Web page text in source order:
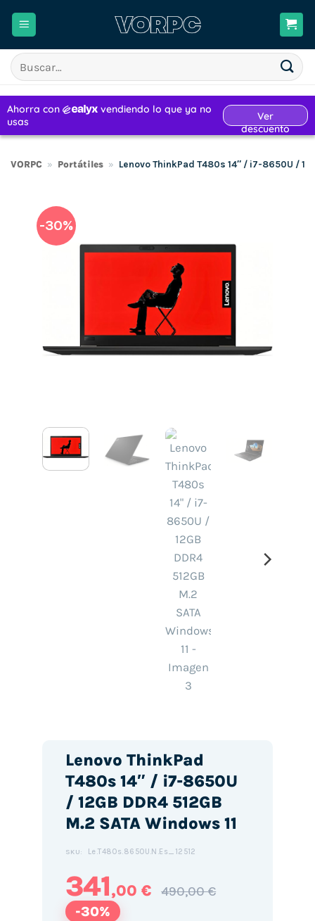
Buscar
por:
VORPC » Portátiles » Lenovo ThinkPad T480s 14″ / i7-8650U /
-30%
Lenovo ThinkPad
T480s 14″ / i7-8650U
/ 12GB DDR4 512GB
M.2 SATA Windows 11
SKU: Le.T480s.8650U.N.Es_12512
341,00 € 490,00 €
-30%